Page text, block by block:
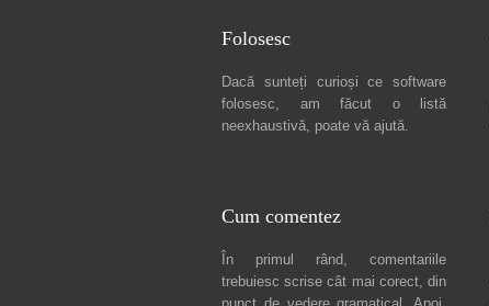
Folosesc
Dacă sunteți curioși ce software
folosesc, am făcut o listă
neexhaustivă, poate vă ajută.
Cum comentez
În primul rând, comentariile
trebuiesc scrise cât mai corect, din